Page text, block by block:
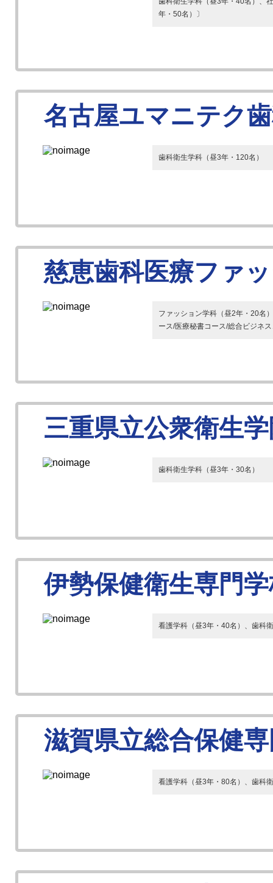
年・50名）〕
名古屋ユマニテク
歯科衛生学科（昼3年・120名）
慈恵歯科医療ファ
ファッション学科（昼2年・20名
ース/医療秘書コース/総合ビジネ
三重県立公衆衛生
歯科衛生学科（昼3年・30名）
伊勢保健衛生専門
看護学科（昼3年・40名）、歯科
滋賀県立総合保健
看護学科（昼3年・80名）、歯科